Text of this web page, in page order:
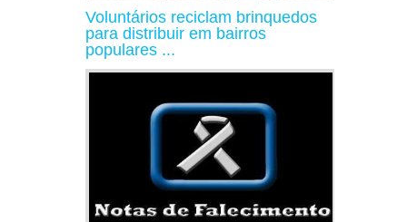
Voluntários reciclam brinquedos
para distribuir em bairros
populares ...